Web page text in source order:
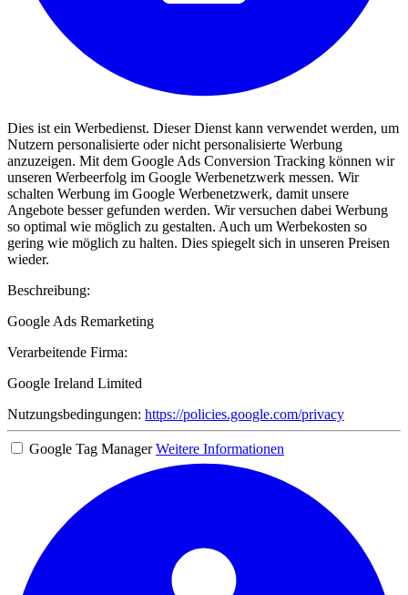
Dies ist ein Werbedienst. Dieser Dienst kann verwendet werden, um
Nutzern personalisierte oder nicht personalisierte Werbung
anzuzeigen. Mit dem Google Ads Conversion Tracking können wir
unseren Werbeerfolg im Google Werbenetzwerk messen. Wir
schalten Werbung im Google Werbenetzwerk, damit unsere
Angebote besser gefunden werden. Wir versuchen dabei Werbung
so optimal wie möglich zu gestalten. Auch um Werbekosten so
gering wie möglich zu halten. Dies spiegelt sich in unseren Preisen
wieder.
Beschreibung:
Google Ads Remarketing
Verarbeitende Firma:
Google Ireland Limited
Nutzungsbedingungen: https://policies.google.com/privacy
Google Tag Manager Weitere Informationen